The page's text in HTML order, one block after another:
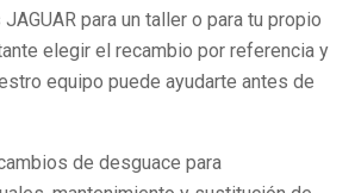
para un taller o para tu propio
elegir el recambio por referencia y
equipo puede ayudarte antes de
de desguace para